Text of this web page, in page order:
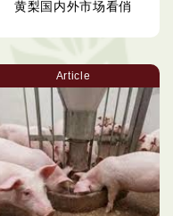
黄梨国内外市场看俏
Article